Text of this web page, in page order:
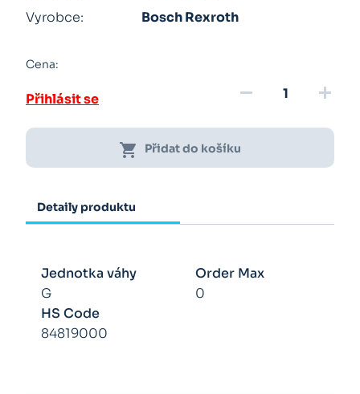
Vyrobce:
Bosch Rexroth
Cena:
Přihlásit se remove add
shopping_cart Přidat do košíku
Detaily produktu
Jednotka váhy
G
Order Max
0
HS Code
84819000